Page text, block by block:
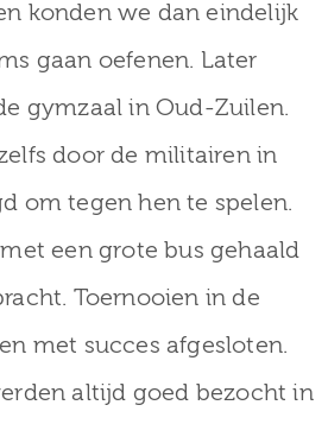
konden we dan eindelijk
gaan oefenen. Later
gymzaal in Oud-Zuilen.
door de militairen in
om tegen hen te spelen.
een grote bus gehaald
Toernooien in de
met succes afgesloten.
altijd goed bezocht in